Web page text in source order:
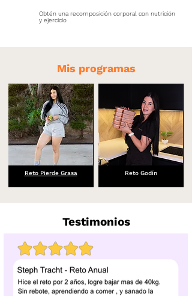
Obtén una recomposición corporal con nutrición
y ejercicio
Mis programas
Reto Pierde Grasa Reto Godín
Testimonios